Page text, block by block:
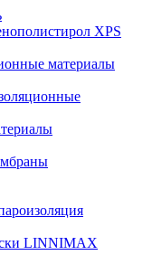
XPS
материалы
LINNIMAX